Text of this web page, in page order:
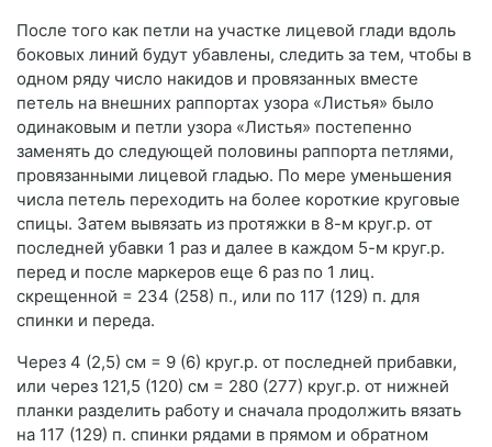
После того как петли на участке лицевой глади вдоль
боковых линий будут убавлены, следить за тем, чтобы в
одном ряду число накидов и провязанных вместе
петель на внешних раппортах узора «Листья» было
одинаковым и петли узора «Листья» постепенно
заменять до следующей половины раппорта петлями,
провязанными лицевой гладью. По мере уменьшения
числа петель переходить на более короткие круговые
спицы. Затем вывязать из протяжки в 8-м круг.р. от
последней убавки 1 раз и далее в каждом 5-м круг.р.
перед и после маркеров еще 6 раз по 1 лиц.
скрещенной = 234 (258) п., или по 117 (129) п. для
спинки и переда.
Через 4 (2,5) см = 9 (6) круг.р. от последней прибавки,
или через 121,5 (120) см = 280 (277) круг.р. от нижней
планки разделить работу и сначала продолжить вязать
на 117 (129) п. спинки рядами в прямом и обратном